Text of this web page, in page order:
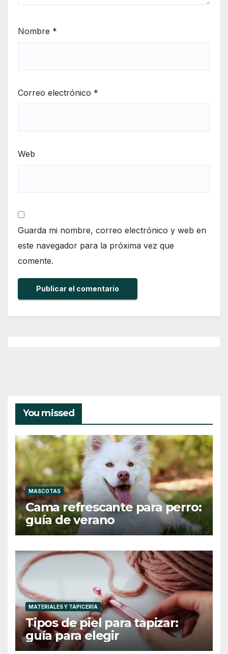
Nombre *
Correo electrónico *
Web
Guarda mi nombre, correo electrónico y web en
este navegador para la próxima vez que
comente.
You missed
MASCOTAS
Cama refrescante para perro:
guía de verano
MATERIALES Y TAPICERÍA
Tipos de piel para tapizar:
guía para elegir